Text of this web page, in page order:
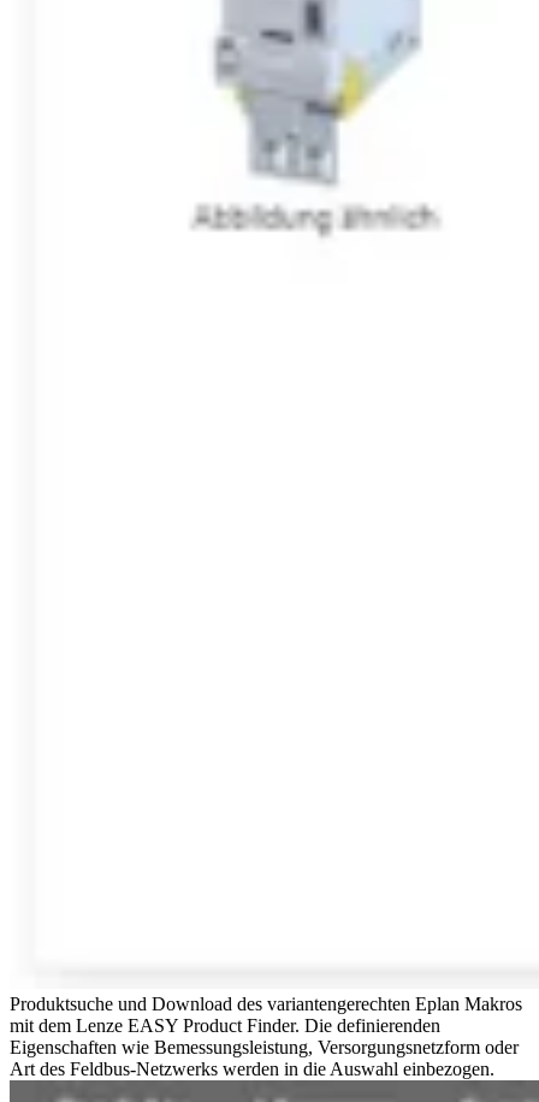
Produktsuche und Download des variantengerechten Eplan Makros
mit dem Lenze EASY Product Finder. Die definierenden
Eigenschaften wie Bemessungsleistung, Versorgungsnetzform oder
Art des Feldbus-Netzwerks werden in die Auswahl einbezogen.